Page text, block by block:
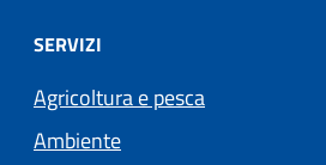
SERVIZI
Agricoltura e pesca
Ambiente